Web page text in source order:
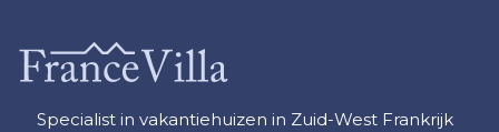
Specialist in vakantiehuizen in Zuid-West Frankrijk